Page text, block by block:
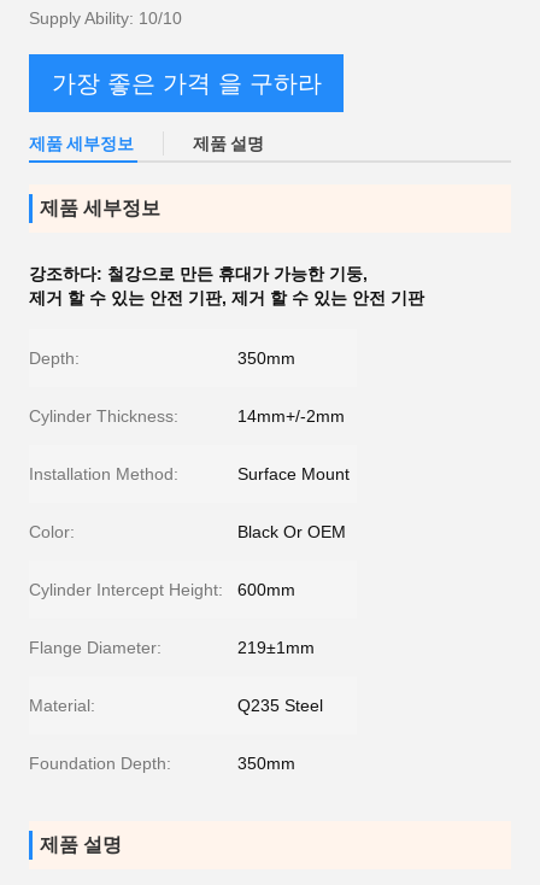
Supply Ability: 10/10
가장 좋은 가격 을 구하라
제품 세부정보 제품 설명
제품 세부정보
강조하다: 철강으로 만든 휴대가 가능한 기둥,
제거 할 수 있는 안전 기판, 제거 할 수 있는 안전 기판
Depth: 350mm
Cylinder Thickness: 14mm+/-2mm
Installation Method: Surface Mount
Color: Black Or OEM
Cylinder Intercept Height: 600mm
Flange Diameter: 219±1mm
Material: Q235 Steel
Foundation Depth: 350mm
제품 설명